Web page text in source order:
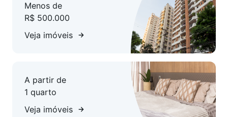
Menos de
R$ 500.000
Veja imóveis
A partir de
1 quarto
Veja imóveis